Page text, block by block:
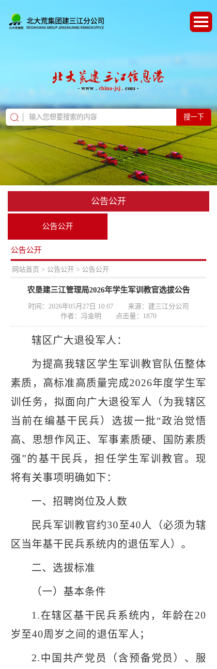
搜一下
公告公开
公告公开
公告公开
网站首页 > 公告公开 > 公告公开
农垦建三江管理局2026年学生军训教官选拔公告
时间：2026年05月27日 10:07
来源：建三江分公司
作者：冯金明
点击量： 1870
辖区广大退役军人：
为提高我辖区学生军训教官队伍整体
素质，高标准高质量完成2026年度学生军
训任务，拟面向广大退役军人（为我辖区
当前在编基干民兵）选拔一批“政治觉悟
高、思想作风正、军事素质硬、国防素质
强”的基干民兵，担任学生军训教官。现
将有关事项明确如下：
一、招聘岗位及人数
民兵军训教官约30至40 人（必须为辖
区当年基干民兵系统内的退伍军人）。
二、选拔标准
（一）基本条件
1.在辖区基干民兵系统内，年龄在20
岁至40周岁之间的退伍军人；
2.中国共产党员（含预备党员）、服